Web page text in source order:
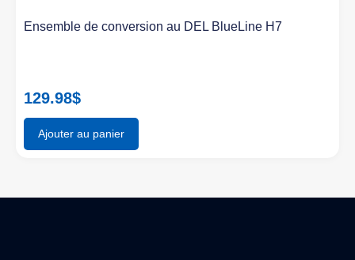
Ensemble de conversion au DEL BlueLine H7
129.98$
Ajouter au panier